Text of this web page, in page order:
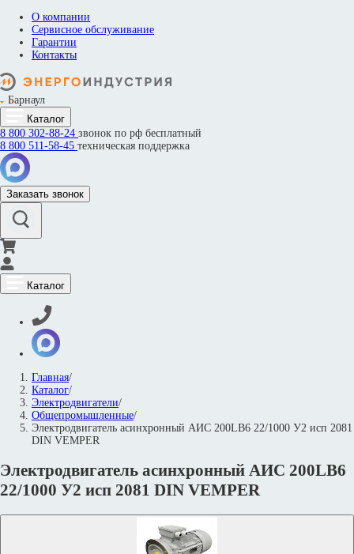
О компании
Сервисное обслуживание
Гарантии
Контакты
Барнаул
Каталог
8 800 302-88-24 звонок по рф бесплатный
8 800 511-58-45 техническая поддержка
Заказать звонок
Каталог
Главная/
Каталог/
Электродвигатели/
Общепромышленные/
Электродвигатель асинхронный АИС 200LB6 22/1000 У2 исп 2081
DIN VEMPER
Электродвигатель асинхронный АИС 200LB6
22/1000 У2 исп 2081 DIN VEMPER